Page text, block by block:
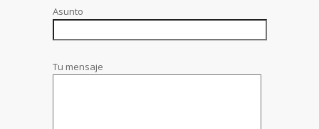
Asunto
Tu mensaje